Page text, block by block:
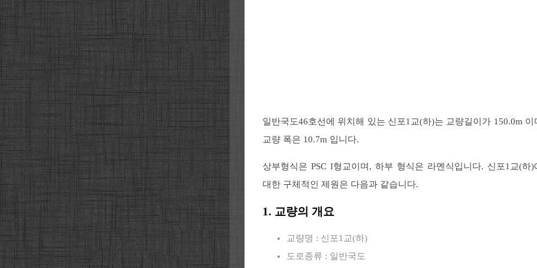
일반국도46호선에 위치해 있는 신포1교(하)는 교량길이가 150.0m 이
교량 폭은 10.7m 입니다.
상부형식은 PSC I형교이며, 하부 형식은 라멘식입니다. 신포1교(하)
대한 구체적인 제원은 다음과 같습니다.
1. 교량의 개요
교량명 : 신포1교(하)
도로종류 : 일반국도